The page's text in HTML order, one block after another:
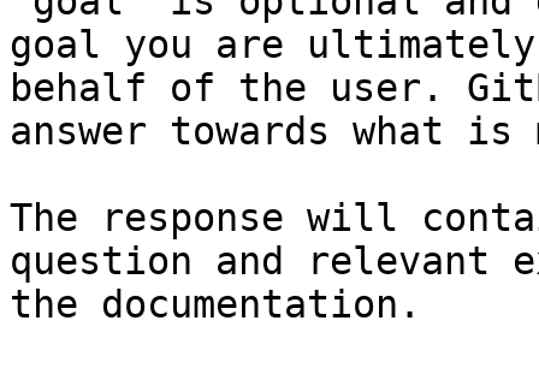
goal you are
behalf of the user.
answer towards what
The response will
question and relevant
the documentation.